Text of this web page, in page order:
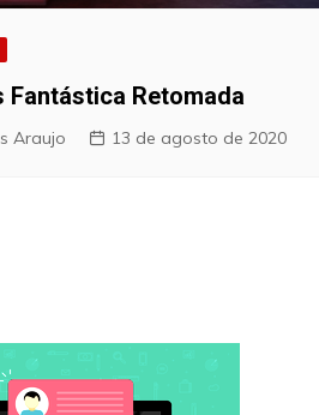
Fantástica Retomada
Araujo 13 de agosto de 2020